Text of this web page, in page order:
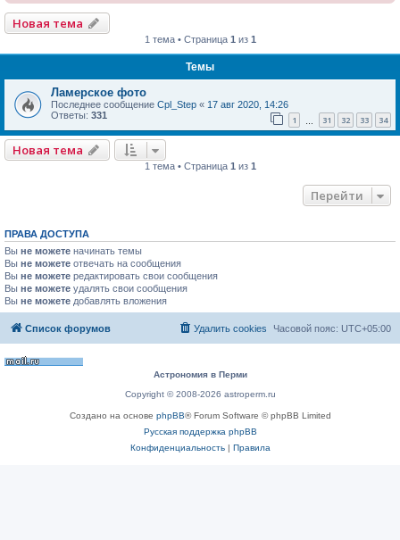
Новая тема
1 тема • Страница 1 из 1
Темы
Ламерское фото
Последнее сообщение Cpl_Step « 17 авг 2020, 14:26
Ответы: 331 1 31 32 33 34
Новая тема
1 тема • Страница 1 из 1
Перейти
ПРАВА ДОСТУПА
Вы не можете начинать темы
Вы не можете отвечать на сообщения
Вы не можете редактировать свои сообщения
Вы не можете удалять свои сообщения
Вы не можете добавлять вложения
Список форумов Часовой пояс: UTC+05:00
Удалить cookies
Астрономия в Перми
Copyright © 2008-2026 astroperm.ru
Создано на основе phpBB® Forum Software © phpBB Limited
Русская поддержка phpBB
Конфиденциальность| Правила